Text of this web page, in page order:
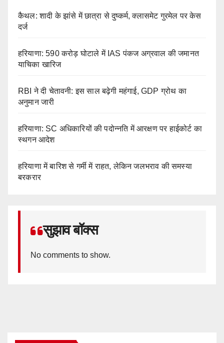
कैथल: शादी के झांसे में छात्रा से दुष्कर्म, क्लासमेट गुरमेल पर केस
दर्ज
हरियाणा: 590 करोड़ घोटाले में IAS पंकज अग्रवाल की जमानत
याचिका खारिज
RBI ने दी चेतावनी: इस साल बढ़ेगी महंगाई, GDP ग्रोथ का
अनुमान जारी
हरियाणा: SC अधिकारियों की पदोन्नति में आरक्षण पर हाईकोर्ट का
स्थगन आदेश
हरियाणा में बारिश से गर्मी में राहत, लेकिन जलभराव की समस्या
बरकरार
सुझाव बॉक्स
No comments to show.